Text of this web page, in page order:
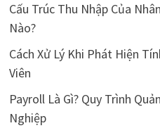
Cấu Trúc Thu Nhập Của
Nào?
Cách Xử Lý Khi Phát Hiện
Viên
Payroll Là Gì? Quy Trình
Nghiệp